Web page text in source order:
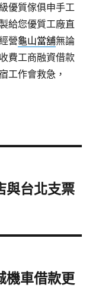
優質傢俱申手工
給您優質工廠直
營龜山當舖無論
費工商融資借款
工作會救急，
與台北支票
機車借款更